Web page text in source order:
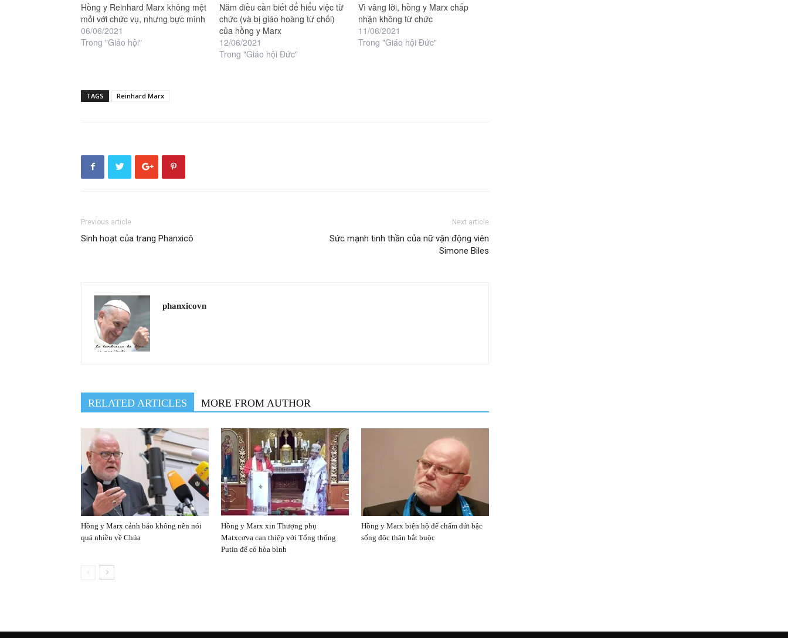
Hồng y Reinhard Marx không mệt
mỏi với chức vụ, nhưng bực mình
06/06/2021
Trong "Giáo hội"
Năm điều cần biết để hiểu việc từ
chức (và bị giáo hoàng từ chối)
của hồng y Marx
12/06/2021
Trong "Giáo hội Đức"
Vì vâng lời, hồng y Marx chấp
nhận không từ chức
11/06/2021
Trong "Giáo hội Đức"
TAGS Reinhard Marx
Previous article
Sinh hoạt của trang Phanxicô
Next article
Sức mạnh tinh thần của nữ vận động viên
Simone Biles
phanxicovn
RELATED ARTICLES MORE FROM AUTHOR
Hồng y Marx cảnh báo không nên nói
quá nhiều về Chúa
Hồng y Marx xin Thượng phụ
Matxcơva can thiệp với Tổng thống
Putin để có hòa bình
Hồng y Marx biện hộ để chấm dứt bậc
sống độc thân bắt buộc